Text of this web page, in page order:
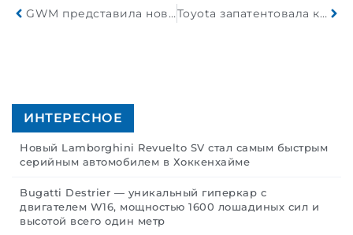
GWM представила новый восьмицилиндровый двигатель Toyota запатентовала крышку багажника со встроенной погрузочной рампой
ИНТЕРЕСНОЕ
Новый Lamborghini Revuelto SV стал самым быстрым
серийным автомобилем в Хоккенхайме
Bugatti Destrier — уникальный гиперкар с
двигателем W16, мощностью 1600 лошадиных сил и
высотой всего один метр